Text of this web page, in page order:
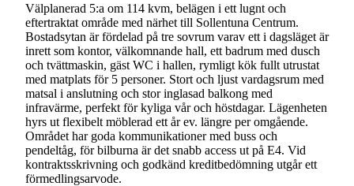
Välplanerad 5:a om 114 kvm, belägen i ett lugnt och
eftertraktat område med närhet till Sollentuna Centrum.
Bostadsytan är fördelad på tre sovrum varav ett i dagsläget är
inrett som kontor, välkomnande hall, ett badrum med dusch
och tvättmaskin, gäst WC i hallen, rymligt kök fullt utrustat
med matplats för 5 personer. Stort och ljust vardagsrum med
matsal i anslutning och stor inglasad balkong med
infravärme, perfekt för kyliga vår och höstdagar. Lägenheten
hyrs ut flexibelt möblerad ett år ev. längre per omgående.
Området har goda kommunikationer med buss och
pendeltåg, för bilburna är det snabb access ut på E4. Vid
kontraktsskrivning och godkänd kreditbedömning utgår ett
förmedlingsarvode.